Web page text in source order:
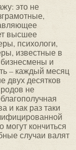
это не
высшее
психологи,
известные в
и
– каждый месяц
двух десятков
не
и как раз таки
кончиться
случаи валят